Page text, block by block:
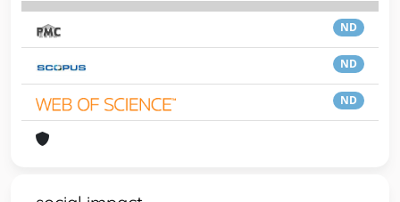
ND
ND
ND